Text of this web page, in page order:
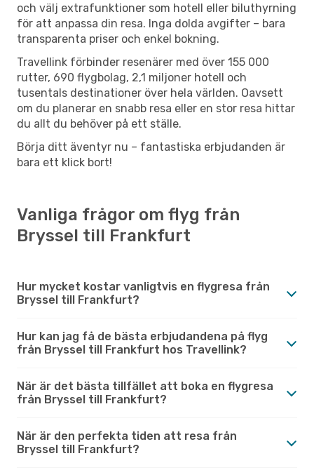
och välj extrafunktioner som hotell eller biluthyrning
för att anpassa din resa. Inga dolda avgifter – bara
transparenta priser och enkel bokning.
Travellink förbinder resenärer med över 155 000
rutter, 690 flygbolag, 2,1 miljoner hotell och
tusentals destinationer över hela världen. Oavsett
om du planerar en snabb resa eller en stor resa hittar
du allt du behöver på ett ställe.
Börja ditt äventyr nu – fantastiska erbjudanden är
bara ett klick bort!
Vanliga frågor om flyg från
Bryssel till Frankfurt
Hur mycket kostar vanligtvis en flygresa från
Bryssel till Frankfurt?
Hur kan jag få de bästa erbjudandena på flyg
från Bryssel till Frankfurt hos Travellink?
När är det bästa tillfället att boka en flygresa
från Bryssel till Frankfurt?
När är den perfekta tiden att resa från
Bryssel till Frankfurt?